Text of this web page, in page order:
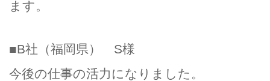
ます。
■B社（福岡県） S様
今後の仕事の活力になりました。